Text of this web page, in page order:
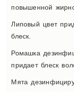
повышенной
Липовый цвет
блеск.
Ромашка
придает блеск
Мята